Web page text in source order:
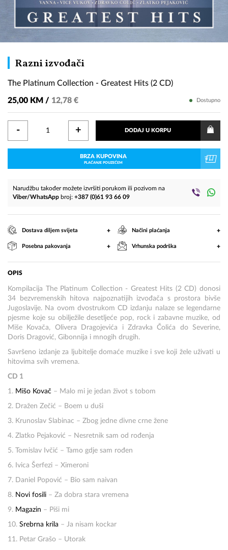
Razni izvođačiThe
Collection
Greatest
Hits
(2
CD)
The Platinum Collection - Greatest Hits (2 CD)
25,00 KM / 12,78 € Dostupno
- + DODAJ U KORPU
BRZA KUPOVINA
PLAĆANJE POUZEĆEM
Narudžbu također možete izvršiti porukom ili pozivom na
Viber/WhatsApp broj: +387 (0)61 93 66 09
Dostava diljem svijeta + Načini plaćanja +
Posebna pakovanja + Vrhunska podrška +
OPIS
Kompilacija The Platinum Collection - Greatest Hits (2 CD) donosi
34 bezvremenskih hitova najpoznatijih izvođača s prostora bivše
Jugoslavije. Na ovom dvostrukom CD izdanju nalaze se legendarne
pjesme koje su obilježile desetljeće pop, rock i zabavne muzike, od
Miše Kovača, Olivera Dragojevića i Zdravka Čolića do Severine,
Doris Dragović, Gibonnija i mnogih drugih.
Savršeno izdanje za ljubitelje domaće muzike i sve koji žele uživati u
hitovima svih vremena.
CD 1
1. Mišo Kovač – Malo mi je jedan život s tobom
2. Dražen Zečić – Boem u duši
3. Krunoslav Slabinac – Zbog jedne divne crne žene
4. Zlatko Pejaković – Nesretnik sam od rođenja
5. Tomislav Ivčić – Tamo gdje sam rođen
6. Ivica Šerfezi – Ximeroni
7. Daniel Popović – Bio sam naivan
8. Novi fosili – Za dobra stara vremena
9. Magazin – Piši mi
10. Srebrna krila – Ja nisam kockar
11. Petar Grašo – Utorak